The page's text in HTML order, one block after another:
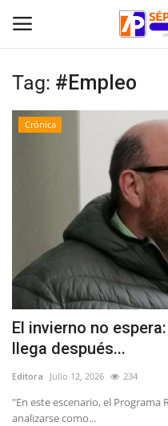
Inicio
Tribunales
Deporte
Política
Espectáculos
Tag: #Empleo
Crónica
El invierno no
llega después...
Editora Julio 12, 2026 234
"En este escenario, el Programa
analizarse como...